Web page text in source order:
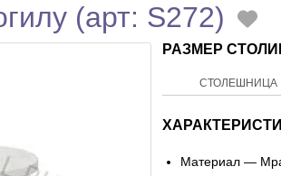
(арт: S272)
РАЗМЕР
СТОЛЕШНИЦА
Материал —